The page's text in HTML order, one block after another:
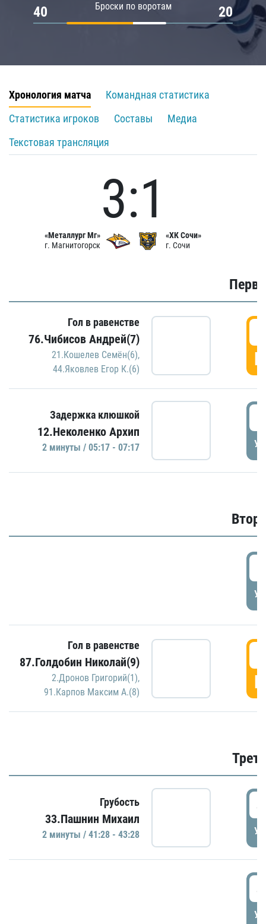
Броски по воротам
40 20
Хронология матча
Командная статистика
Статистика игроков
Составы
Медиа
Текстовая трансляция
«Металлург Мг»
г. Магнитогорск
3:1
«ХК Сочи»
г. Сочи
Гол в равенстве
76.Чибисов Андрей(7)
21.Кошелев Семён(6),
44.Яковлев Егор К.(6)
Задержка клюшкой
12.Неколенко Архип
2 минуты / 05:17 - 07:17
Гол в равенстве
87.Голдобин Николай(9)
2.Дронов Григорий(1),
91.Карпов Максим А.(8)
Грубость
33.Пашнин Михаил
2 минуты / 41:28 - 43:28